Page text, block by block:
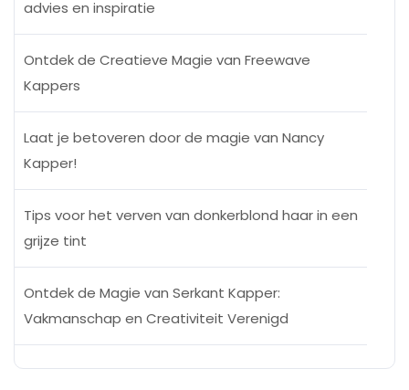
advies en inspiratie
Ontdek de Creatieve Magie van Freewave
Kappers
Laat je betoveren door de magie van Nancy
Kapper!
Tips voor het verven van donkerblond haar in een
grijze tint
Ontdek de Magie van Serkant Kapper:
Vakmanschap en Creativiteit Verenigd